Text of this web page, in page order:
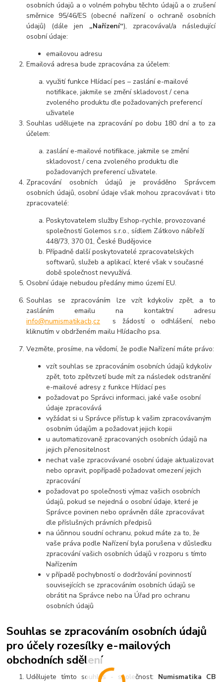
osobních údajů a o volném pohybu těchto údajů a o zrušení
směrnice 95/46/ES (obecné nařízení o ochraně osobních
údajů) (dále jen „Nařízení“), zpracovával/a následující
osobní údaje:
emailovou adresu
Emailová adresa bude zpracována za účelem:
využití funkce Hlídací pes – zaslání e-mailové
notifikace, jakmile se změní skladovost / cena
zvoleného produktu dle požadovaných preferencí
uživatele
Souhlas udělujete na zpracování po dobu 180 dní a to za
účelem:
zaslání e-mailové notifikace, jakmile se změní
skladovost / cena zvoleného produktu dle
požadovaných preferencí uživatele.
Zpracování osobních údajů je prováděno Správcem
osobních údajů, osobní údaje však mohou zpracovávat i tito
zpracovatelé:
Poskytovatelem služby Eshop-rychle, provozované
společností Golemos s.r.o., sídlem Zátkovo nábřeží
448/73, 370 01, České Budějovice
Případně další poskytovatelé zpracovatelských
softwarů, služeb a aplikací, které však v současné
době společnost nevyužívá.
Osobní údaje nebudou předány mimo území EU.
Souhlas se zpracováním lze vzít kdykoliv zpět, a to
zasláním emailu na kontaktní adresu
info@numismatikacb,cz s žádostí o odhlášení, nebo
kliknutím v obdrženém mailu Hlídacího psa.
Vezměte, prosíme, na vědomí, že podle Nařízení máte právo:
vzít souhlas se zpracováním osobních údajů kdykoliv
zpět, toto zpětvzetí bude mít za následek odstranění
e-mailové adresy z funkce Hlídací pes
požadovat po Správci informaci, jaké vaše osobní
údaje zpracovává
vyžádat si u Správce přístup k vašim zpracovávaným
osobním údajům a požadovat jejich kopii
u automatizovaně zpracovaných osobních údajů na
jejich přenositelnost
nechat vaše zpracovávané osobní údaje aktualizovat
nebo opravit, popřípadě požadovat omezení jejich
zpracování
požadovat po společnosti výmaz vašich osobních
údajů, pokud se nejedná o osobní údaje, které je
Správce povinen nebo oprávněn dále zpracovávat
dle příslušných právních předpisů
na účinnou soudní ochranu, pokud máte za to, že
vaše práva podle Nařízení byla porušena v důsledku
zpracování vašich osobních údajů v rozporu s tímto
Nařízením
v případě pochybností o dodržování povinností
souvisejících se zpracováním osobních údajů se
obrátit na Správce nebo na Úřad pro ochranu
osobních údajů
Souhlas se zpracováním osobních údajů
pro účely rozesílky e-mailových
obchodních sdělení
Udělujete tímto souhlas - společnost: Numismatika CB